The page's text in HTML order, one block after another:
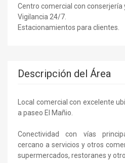
Centro comercial con conserjería
Vigilancia 24/7.
Estacionamientos para clientes.
Descripción del Área
Local comercial con excelente
a paseo El Mañio.
Conectividad con vías
cercano a servicios y otros
supermercados, restoranes y